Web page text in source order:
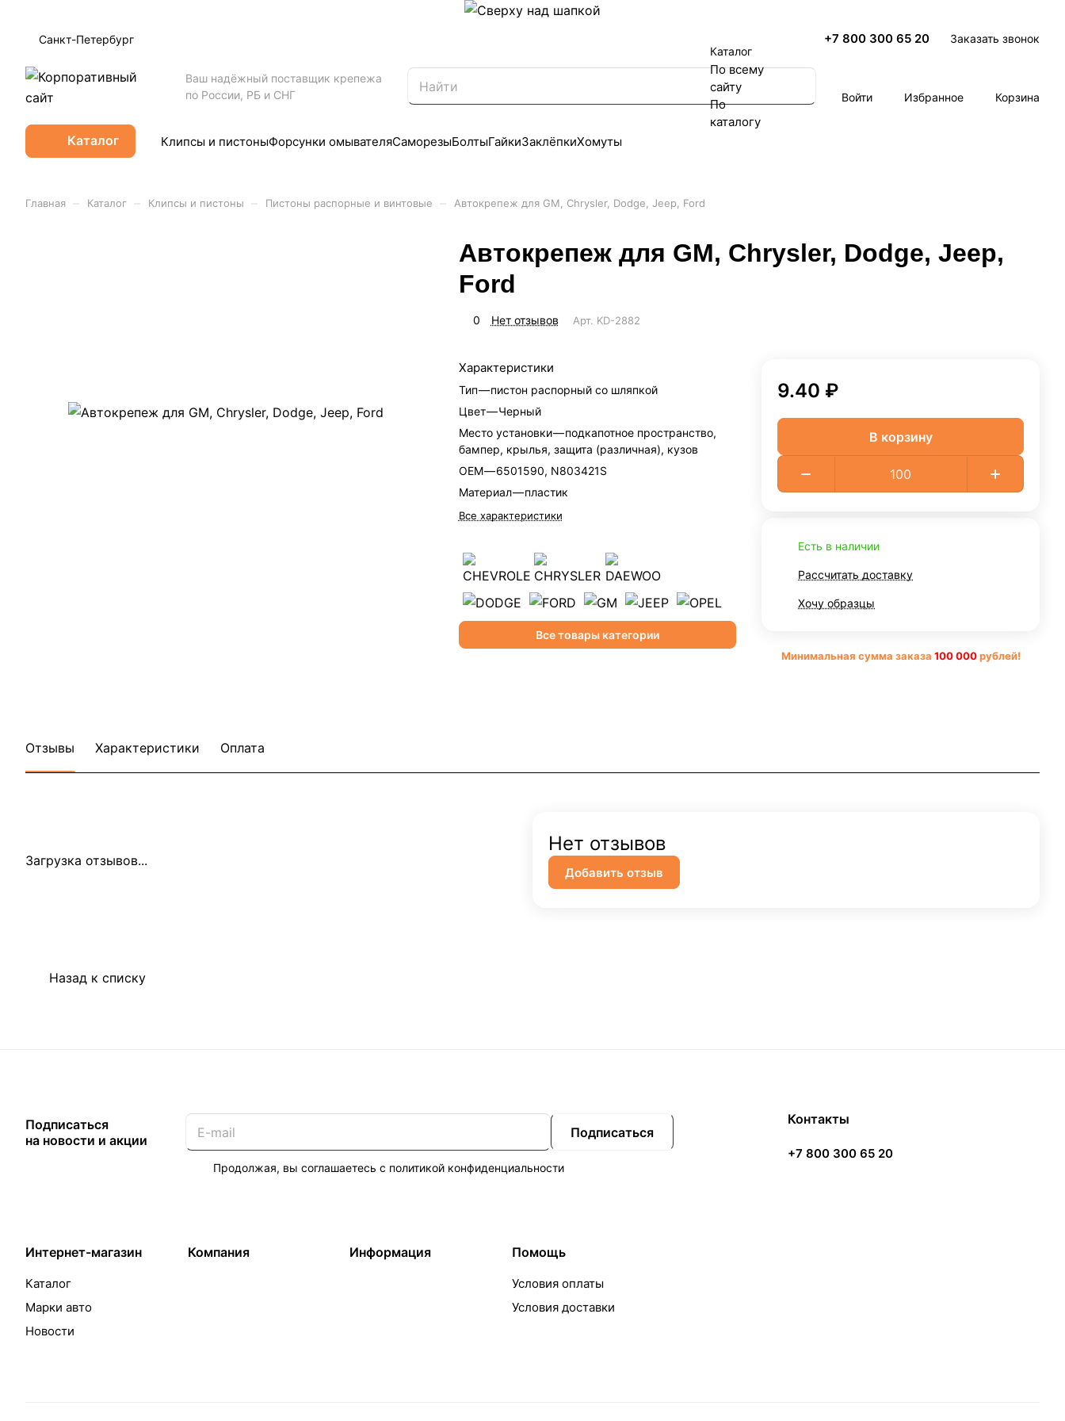
Санкт-Петербург +7 800 300 65 20 Заказать звонок
Ваш надёжный поставщик крепежа
по России, РБ и СНГ
Каталог
По всему
сайту
По
каталогу
Войти Избранное Корзина
Каталог Клипсы и пистоныФорсунки омывателяСаморезыБолтыГайкиЗаклёпкиХомуты
Главная Каталог Клипсы и пистоны Пистоны распорные и винтовые Автокрепеж для GM, Chrysler, Dodge, Jeep, Ford
Автокрепеж для GM, Chrysler, Dodge, Jeep,
Ford
0 Нет отзывов Арт. KD-2882
Характеристики
Тип—пистон распорный со шляпкой
Цвет—Черный
Место установки—подкапотное пространство,
бампер, крылья, защита (различная), кузов
OEM—6501590, N803421S
Материал—пластик
Все характеристики
Все товары категории
9.40 ₽
В корзину
Есть в наличии
Рассчитать доставку
Хочу образцы
Минимальная сумма заказа 100 000рублей!
Отзывы Характеристики Оплата
Загрузка отзывов...
Нет отзывов
Добавить отзыв
Назад к списку
Подписаться
на новости и акции
Подписаться
Продолжая, вы соглашаетесь с политикой конфиденциальности
Интернет-магазин
Каталог
Марки авто
Новости
Компания Информация Помощь
Условия оплаты
Условия доставки
Контакты
+7 800 300 65 20